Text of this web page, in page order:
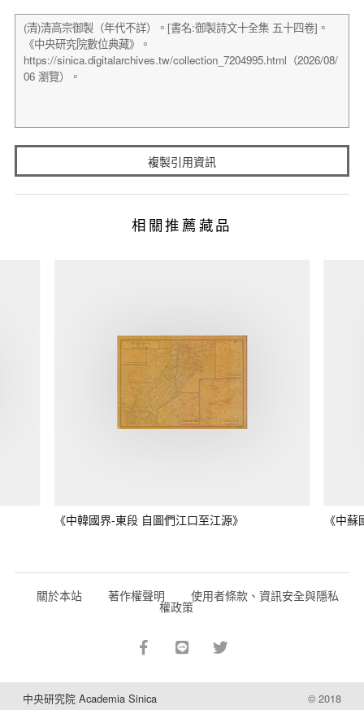
複製引用資訊
相關推薦藏品
《中韓國界-東段 自圖們江口至江源》 《中
關於本站 著作權聲明 使用者條款、資訊安全與隱私
權政策
中央研究院 Academia Sinica © 2018